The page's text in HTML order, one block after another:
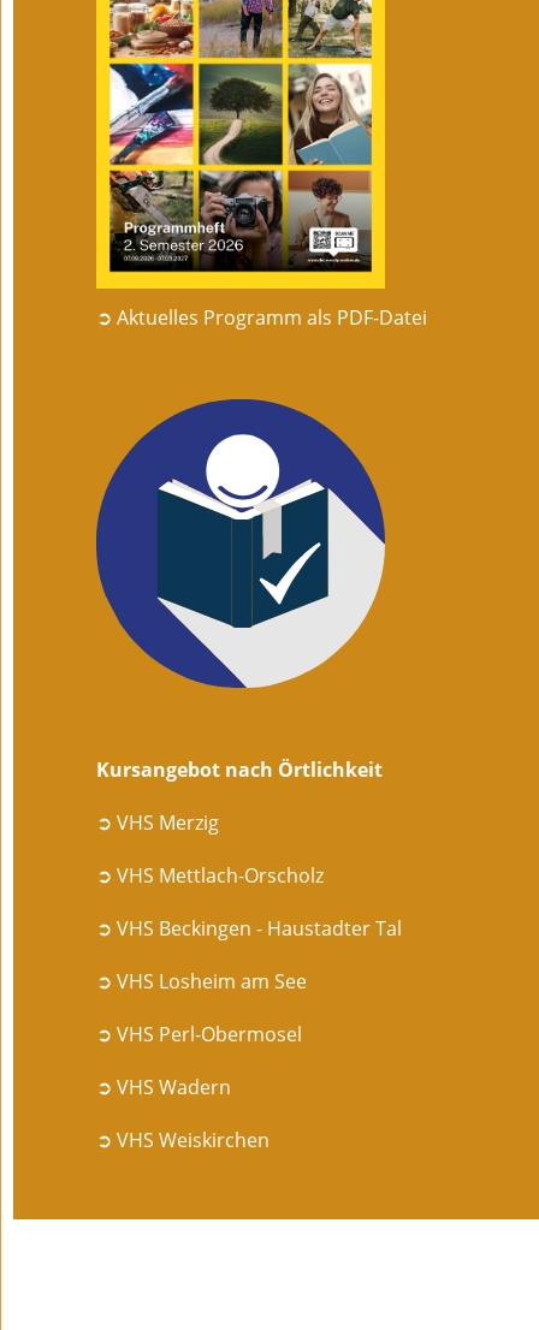
➲ Aktuelles Programm als PDF-Datei
Kursangebot nach Örtlichkeit
➲ VHS Merzig
➲ VHS Mettlach-Orscholz
➲ VHS Beckingen - Haustadter Tal
➲ VHS Losheim am See
➲ VHS Perl-Obermosel
➲ VHS Wadern
➲ VHS Weiskirchen